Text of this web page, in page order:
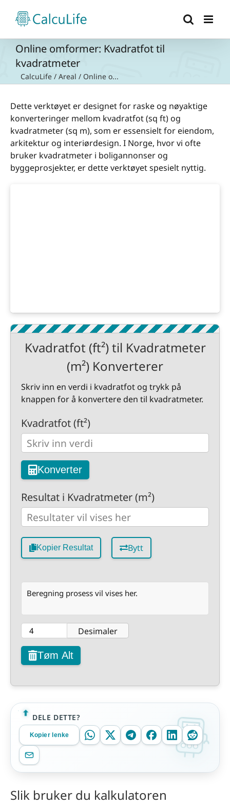
content
Online omformer: Kvadratfot til
kvadratmeter
CalcuLife / Areal / Online o...
Dette verktøyet er designet for raske og nøyaktige
konverteringer mellom kvadratfot (sq ft) og
kvadratmeter (sq m), som er essensielt for eiendom,
arkitektur og interiørdesign. I Norge, hvor vi ofte
bruker kvadratmeter i boligannonser og
byggeprosjekter, er dette verktøyet spesielt nyttig.
Kvadratfot (ft²) til Kvadratmeter
(m²) Konverterer
Skriv inn en verdi i kvadratfot og trykk på
knappen for å konvertere den til kvadratmeter.
Kvadratfot (ft²)
Konverter
Resultat i Kvadratmeter (m²)
Kopier Resultat Bytt
Beregning prosess vil vises her.
Desimaler
Tøm Alt
DELE DETTE?
Kopier lenke
Slik bruker du kalkulatoren